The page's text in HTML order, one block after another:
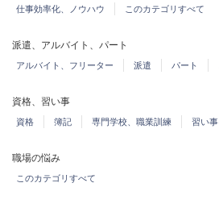
仕事効率化、ノウハウ
このカテゴリすべて
派遣、アルバイト、パート
アルバイト、フリーター 派遣 パート
資格、習い事
資格 簿記 専門学校、職業訓練 習い事
職場の悩み
このカテゴリすべて